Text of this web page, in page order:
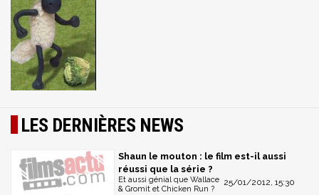
LES DERNIÈRES NEWS
Shaun le mouton : le film est-il aussi
réussi que la série ?
25/01/2012, 15:30
Et aussi génial que Wallace
& Gromit et Chicken Run ?